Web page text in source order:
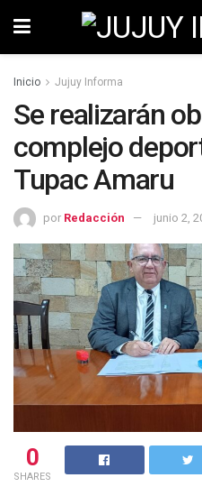
Inicio Jujuy Informa
Se realizarán
complejo
Tupac Amaru
por Redacción junio 2,
0
SHARES